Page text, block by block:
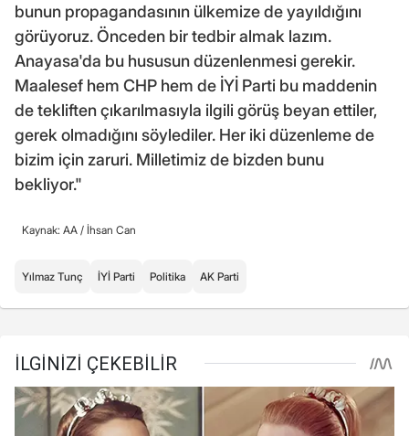
bunun propagandasının ülkemize de yayıldığını
görüyoruz. Önceden bir tedbir almak lazım.
Anayasa'da bu hususun düzenlenmesi gerekir.
Maalesef hem CHP hem de İYİ Parti bu maddenin
de tekliften çıkarılmasıyla ilgili görüş beyan ettiler,
gerek olmadığını söylediler. Her iki düzenleme de
bizim için zaruri. Milletimiz de bizden bunu
bekliyor."
Kaynak: AA / İhsan Can
Yılmaz Tunç İYİ Parti Politika AK Parti